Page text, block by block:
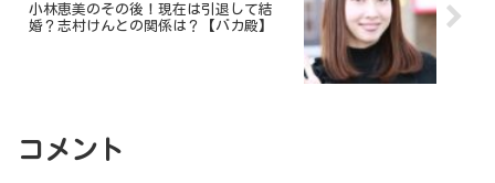
小林恵美のその後！現在は引退して結
婚？志村けんとの関係は？【バカ殿】
コメント